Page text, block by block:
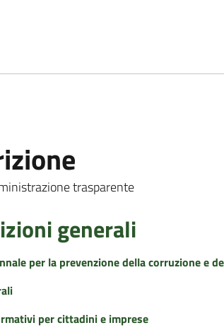
trasparente
generali
per la prevenzione della corruzione e
per cittadini e imprese